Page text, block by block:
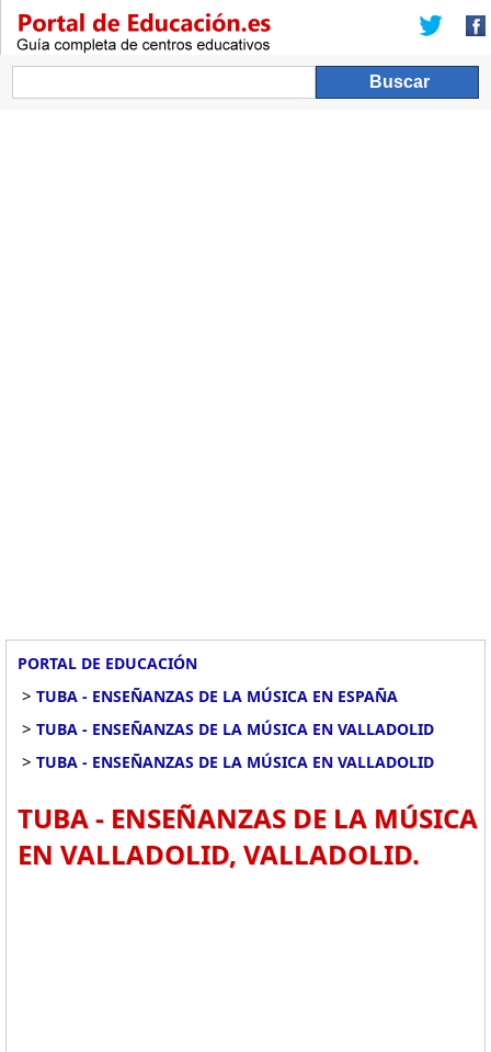
PORTAL DE EDUCACIÓN
> TUBA - ENSEÑANZAS DE LA MÚSICA EN ESPAÑA
> TUBA - ENSEÑANZAS DE LA MÚSICA EN VALLADOLID
> TUBA - ENSEÑANZAS DE LA MÚSICA EN VALLADOLID
TUBA - ENSEÑANZAS DE LA MÚSICA
EN VALLADOLID, VALLADOLID.